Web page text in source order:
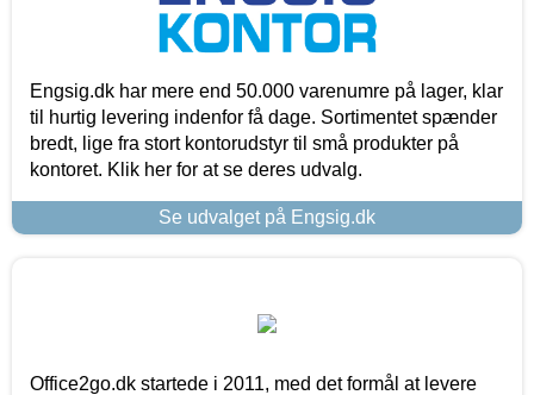
Engsig.dk har mere end 50.000 varenumre på lager, klar
til hurtig levering indenfor få dage. Sortimentet spænder
bredt, lige fra stort kontorudstyr til små produkter på
kontoret. Klik her for at se deres udvalg.
Se udvalget på Engsig.dk
Office2go.dk startede i 2011, med det formål at levere